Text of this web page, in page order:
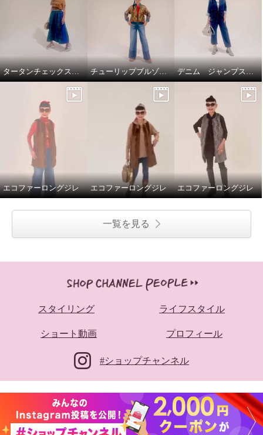
タータンチェックスカートで、新鮮スタイリング チューリップブルゾンと、ブラストパギーパンツ デニム ジャンプスーツ
エコファーロングジレ エコファーロングジレ エコファーロングジレ
一覧を見る
スタイリング ライフスタイル
ショート動画 プロフィール
#ショップチャンネル